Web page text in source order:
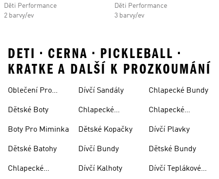
Děti Performance
2 barvy/ev
Děti Performance
3 barvy/ev
DETI • CERNA • PICKLEBALL •
KRATKE A DALŠÍ K PROZKOUMÁNÍ
Oblečení Pro
Dětské Boty
Boty Pro Miminka
Dětské Batohy
Chlapecké
Dívčí Sandály
Chlapecké
Dětské Kopačky
Dívčí Bundy
Dívčí Kalhoty
Chlapecké Bundy
Chlapecké
Soupravy
Dívčí Plavky
Dětské Bundy
Dívčí Teplákové